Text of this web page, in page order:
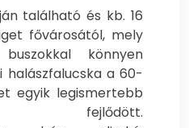
található és kb. 16
fővárosától, mely
buszokkal könnyen
halászfalucska a 60-
egyik legismertebb
fejlődött.